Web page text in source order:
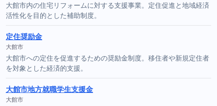
大館市内の住宅リフォームに対する支援事業。定住促進と地域経済
活性化を目的とした補助制度。
定住奨励金
大館市
大館市への定住を促進するための奨励金制度。移住者や新規定住者
を対象とした経済的支援。
大館市地方就職学生支援金
大館市